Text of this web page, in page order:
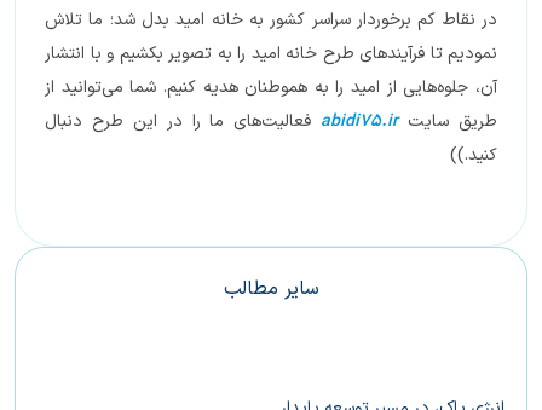
در نقاط کم برخوردار سراسر کشور به خانه امید بدل شد؛ ما تلاش
نمودیم تا فرآیندهای طرح خانه امید را به تصویر بکشیم و با انتشار
آن، جلوه‌هایی از امید را به هموطنان هدیه کنیم. شما می‌توانید از
طریق سایتabidi75.ir فعالیت‌های ما را در این طرح دنبال
کنید.))
سایر مطالب